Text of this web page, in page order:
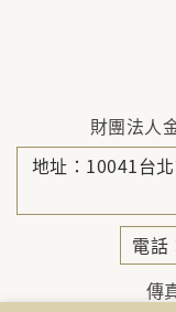
財團法人
地址：10041台
電話
傳